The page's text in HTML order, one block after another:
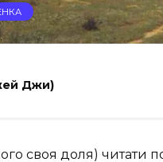
Джи)
своя доля) читати